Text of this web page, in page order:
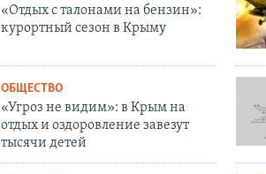
«Отдых с талонами на бензин»:
курортный сезон в Крыму
ОБЩЕСТВО
«Угроз не видим»: в Крым на
отдых и оздоровление завезут
тысячи детей